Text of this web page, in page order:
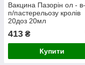
Вакцина Пазорін ол -
п/пастерельозу кролів
20доз 20мл
413 ₴
Купити